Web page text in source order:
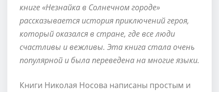
книге «Незнайка в Солнечном городе»
рассказывается история приключений героя,
который оказался в стране, где все люди
счастливы и вежливы. Эта книга стала очень
популярной и была переведена на многие языки.
Книги Николая Носова написаны простым и